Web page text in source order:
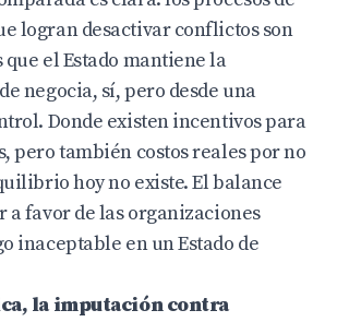
logran desactivar conflictos son
que el Estado mantiene la
negocia, sí, pero desde una
Donde existen incentivos para
pero también costos reales por no
hoy no existe. El balance
a favor de las organizaciones
inaceptable en un Estado de
la imputación contra